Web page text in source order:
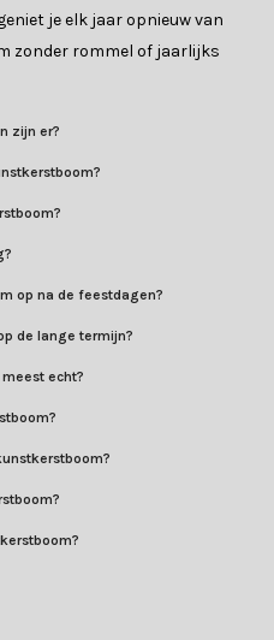
je elk jaar opnieuw van
zonder rommel of jaarlijks
zijn er?
op na de feestdagen?
de lange termijn?
echt?